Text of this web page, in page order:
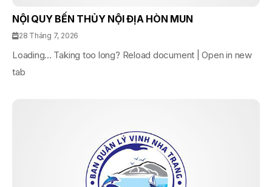
NỘI QUY BẾN THỦY NỘI ĐỊA HÒN MUN
28 Tháng 7, 2026
Loading... Taking too long? Reload document | Open in new
tab